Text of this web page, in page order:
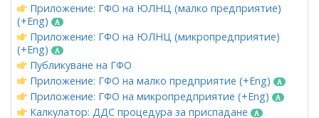
Приложение: ГФО на ЮЛНЦ (малко предприятие)
(+Eng)
Приложение: ГФО на ЮЛНЦ (микропредприятие)
(+Eng)
Публикуване на ГФО
Приложение: ГФО на малко предприятие (+Eng)
Приложение: ГФО на микропредприятие (+Eng)
Калкулатор: ДДС процедура за приспадане